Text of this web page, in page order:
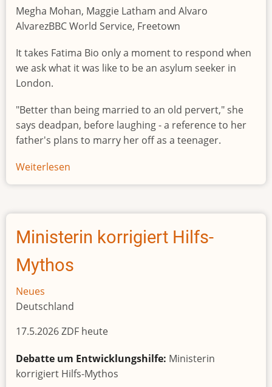
Uganda
determined
public
health
international
concern
Megha Mohan, Maggie Latham and Alvaro
AlvarezBBC World Service, Freetown
It takes Fatima Bio only a moment to respond when
we ask what it was like to be an asylum seeker in
London.
"Better than being married to an old pervert," she
says deadpan, before laughing - a reference to her
father's plans to marry her off as a teenager.
Weiterlesen
From
child
marriage
'to
old
to
Sierra
first
lady
Ministerin korrigiert Hilfs-
Mythos
Neues
Deutschland
17.5.2026 ZDF heute
Debatte um Entwicklungshilfe: Ministerin
korrigiert Hilfs-Mythos